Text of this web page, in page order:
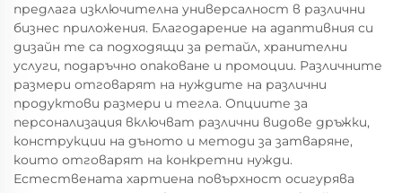
предлага изключителна универсалност в различни
бизнес приложения. Благодарение на адаптивния си
дизайн те са подходящи за ретайл, хранителни
услуги, подаръчно опаковане и промоции. Различните
размери отговарят на нуждите на различни
продуктови размери и тегла. Опциите за
персонализация включват различни видове дръжки,
конструкции на дъното и методи за затваряне,
които отговарят на конкретни нужди.
Естествената хартиена повърхност осигурява